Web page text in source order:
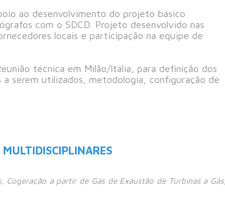
ao desenvolvimento do projeto básico
com o SDCD. Projeto desenvolvido nas
locais e participação na equipe de
técnica em Milão/Itália, para definição dos
serem utilizados, metodologia, configuração de
MULTIDISCIPLINARES
a partir de Gás de Exaustão de Turbinas a Gás,